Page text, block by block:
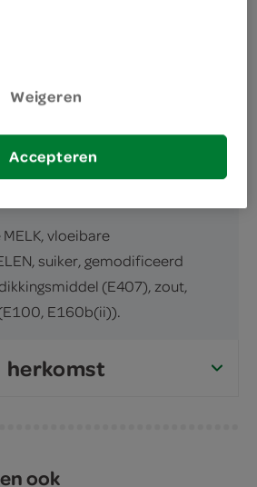
ingrediënten
vloeibare
suiker, gemodificeerd
(E407), zout,
E160b(ii)).
herkomst
ook
Weigeren
Accepteren